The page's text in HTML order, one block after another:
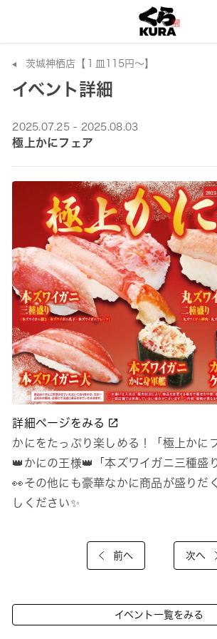
茨城神栖店【１皿115円～】
イベント詳細
2025.07.25 - 2025.08.03
極上かにフェア
詳細ページをみる
かにをたっぷり楽しめる！「極上かに
👑かにの王様👑「本ズワイガニ三種盛
👀その他にも豪華なかに商品が盛りだ
しください✨
前へ 次へ
イベント一覧をみる